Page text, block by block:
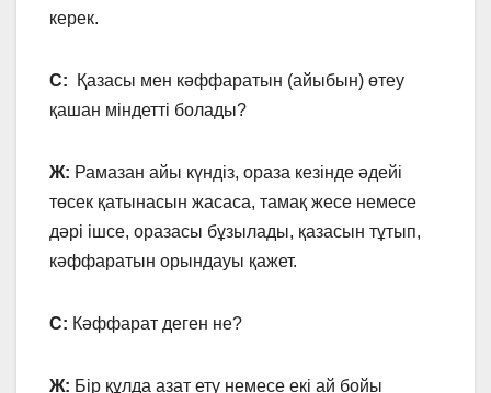
керек.
С:
Қазасы мен кәффаратын (айыбын) өтеу
қашан міндетті болады?
Ж: Рамазан айы күндіз, ораза кезінде әдейі
төсек қатынасын жасаса, тамақ жесе немесе
дәрі ішсе, оразасы бұзылады, қазасын тұтып,
кәффаратын орындауы қажет.
С: Кәффарат деген не?
Ж: Бір құлда азат ету немесе екі ай бойы